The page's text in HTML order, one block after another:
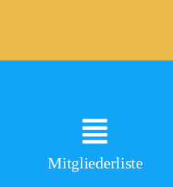
Mitgliederliste